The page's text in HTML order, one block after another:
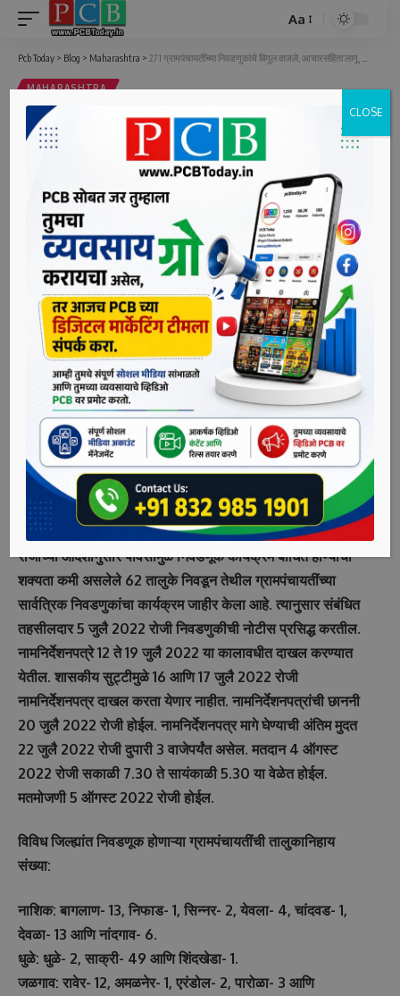
Font
Resizer
Aa
Pcb Today > Blog > Maharashtra > 271 ग्रामपंचायतींच्या निवडणुकांचे बिगुल वाजले, आचारसंहिता लागू, वाचा संपूर्ण कार्यक्रम
MAHARASHTRA
271 ग्रामपंचायतींच्या निवडणुकांचे बिगुल
वाजले, आचारसंहिता लागू, वाचा संपूर्ण
कार्यक्रम
Last updated: June 29, 2022 4:27 pm
bpcauthor
3 Min Read
मुंबई , दि. २९ (पीसीबी) – पावसाचे प्रमाण कमी असलेल्या विविध 62
तालुक्यांतील 271 ग्रामपंचायतींच्या सार्वत्रिक निवडणुकांसाठी 4
ऑगस्ट 2022 रोजी मतदान होणार आहे. सर्वोच्च न्यायालयाच्या
आदेशानुसार राज्य निवडणूक आयोगाने या संदर्भात घोषणा केली आहे.
त्यानुसार संबंधित ठिकाणी आजपासून आचारसंहिता लागू झाली असून 5
ऑगस्ट 2022 रोजी मतमोजणी होईल, अशी माहिती राज्य निवडणूक
आयुक्त यू. पी. एस. मदान यांनी आज येथे दिली.
मदान यांनी दिलेल्या माहितीनुसार, सर्वोच्च न्यायालयाच्या 17 मे 2022
रोजीच्या आदेशानुसार पावसामुळे निवडणूक कार्यक्रम बाधित होण्याची
शक्यता कमी असलेले 62 तालुके निवडून तेथील ग्रामपंचायतींच्या
सार्वत्रिक निवडणुकांचा कार्यक्रम जाहीर केला आहे. त्यानुसार संबंधित
तहसीलदार 5 जुलै 2022 रोजी निवडणुकीची नोटीस प्रसिद्ध करतील.
नामनिर्देशनपत्रे 12 ते 19 जुलै 2022 या कालावधीत दाखल करण्यात
येतील. शासकीय सुट्टीमुळे 16 आणि 17 जुलै 2022 रोजी
नामनिर्देशनपत्र दाखल करता येणार नाहीत. नामनिर्देशनपत्रांची छाननी
20 जुलै 2022 रोजी होईल. नामनिर्देशनपत्र मागे घेण्याची अंतिम मुदत
22 जुलै 2022 रोजी दुपारी 3 वाजेपर्यंत असेल. मतदान 4 ऑगस्ट
2022 रोजी सकाळी 7.30 ते सायंकाळी 5.30 या वेळेत होईल.
मतमोजणी 5 ऑगस्ट 2022 रोजी होईल.
विविध जिल्ह्यांत निवडणूक होणाऱ्या ग्रामपंचायतींची तालुकानिहाय
संख्या:
नाशिक: बागलाण- 13, निफाड- 1, सिन्नर- 2, येवला- 4, चांदवड- 1,
देवळा- 13 आणि नांदगाव- 6.
धुळे: धुळे- 2, साक्री- 49 आणि शिंदखेडा- 1.
जळगाव: रावेर- 12, अमळनेर- 1, एरंडोल- 2, पारोळा- 3 आणि
CLOSE